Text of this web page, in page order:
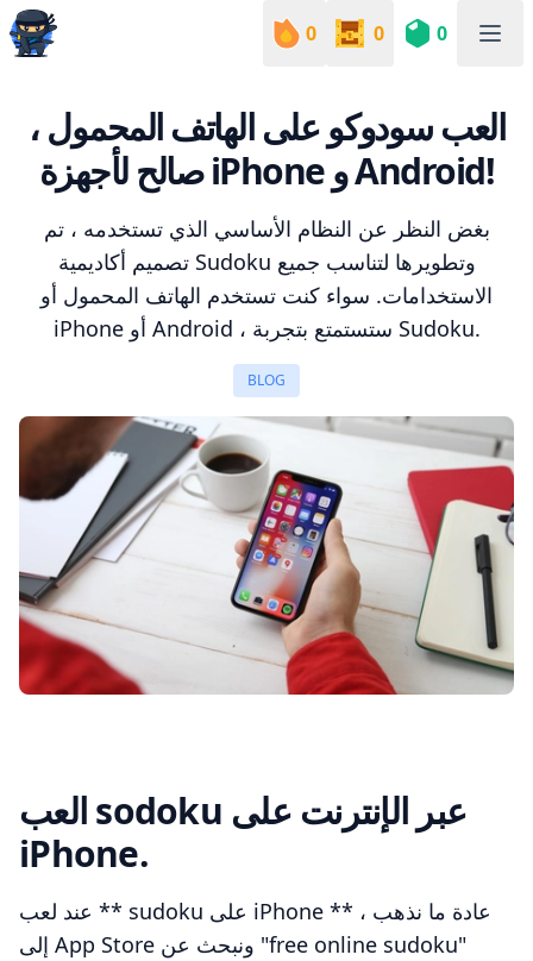
0 0 0
العب سودوكو على الهاتف المحمول ،
صالح لأجهزة iPhone و Android!
بغض النظر عن النظام الأساسي الذي تستخدمه ، تم
تصميم أكاديمية Sudoku وتطويرها لتناسب جميع
الاستخدامات. سواء كنت تستخدم الهاتف المحمول أو
iPhone أو Android ، ستستمتع بتجربة Sudoku.
BLOG
العب sodoku عبر الإنترنت على
iPhone.
عند لعب ** sudoku على iPhone ** ، عادة ما نذهب
إلى App Store ونبحث عن "free online sudoku"